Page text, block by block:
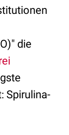
die
Spirulina-